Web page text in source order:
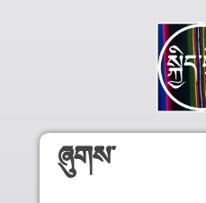
Skip to main content
ཞུགས་